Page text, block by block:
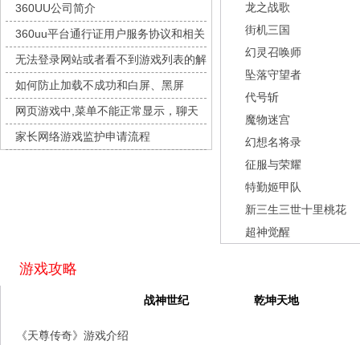
豌豆大作战
每日新服
灵魂序章
每日新服
今日 10:00点
冒险守护
每日新服
今日 10:00点
绝地苍穹
每日新服
今日 10:00点
代号斩
每日新服
今日 10:00点
异星战舰
每日新服
今日 10:00点
天空的魔幻城
山海经异兽录 每日新服
360UU公司简介
360uu平台通行证用户服务协议和相关
的条款和条件
无法登录网站或者看不到游戏列表的解
决方法
如何防止加载不成功和白屏、黑屏
网页游戏中,菜单不能正常显示，聊天
及其它功能不能正常使用的解决办法
家长网络游戏监护申请流程
龙之战歌
街机三国
幻灵召唤师
坠落守望者
代号斩
魔物迷宫
幻想名将录
征服与荣耀
特勤姬甲队
新三生三世十里桃花
超神觉醒
游戏攻略
战神世纪 乾坤天地
《天尊传奇》游戏介绍